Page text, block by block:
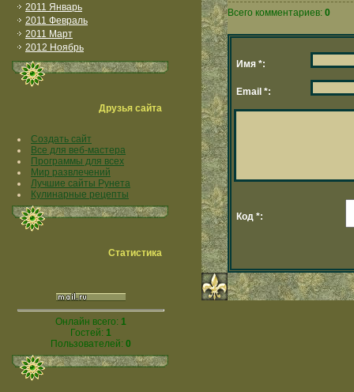
2011 Январь
2011 Февраль
2011 Март
2012 Ноябрь
Друзья сайта
Создать сайт
Все для веб-мастера
Программы для всех
Мир развлечений
Лучшие сайты Рунета
Кулинарные рецепты
Статистика
Онлайн всего: 1
Гостей: 1
Пользователей: 0
Всего комментариев: 0
Имя *:
Email *:
Код *: